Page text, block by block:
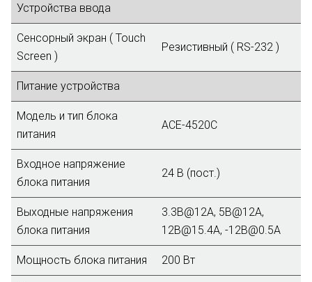
Устройства ввода
Сенсорный экран ( Touch
Screen )
Резистивный ( RS-232 )
Питание устройства
Модель и тип блока
питания
ACE-4520C
Входное напряжение
блока питания
24 В (пост.)
Выходные напряжения
блока питания
3.3В@12A, 5В@12A,
12В@15.4A, -12В@0.5A
Мощность блока питания 200 Вт